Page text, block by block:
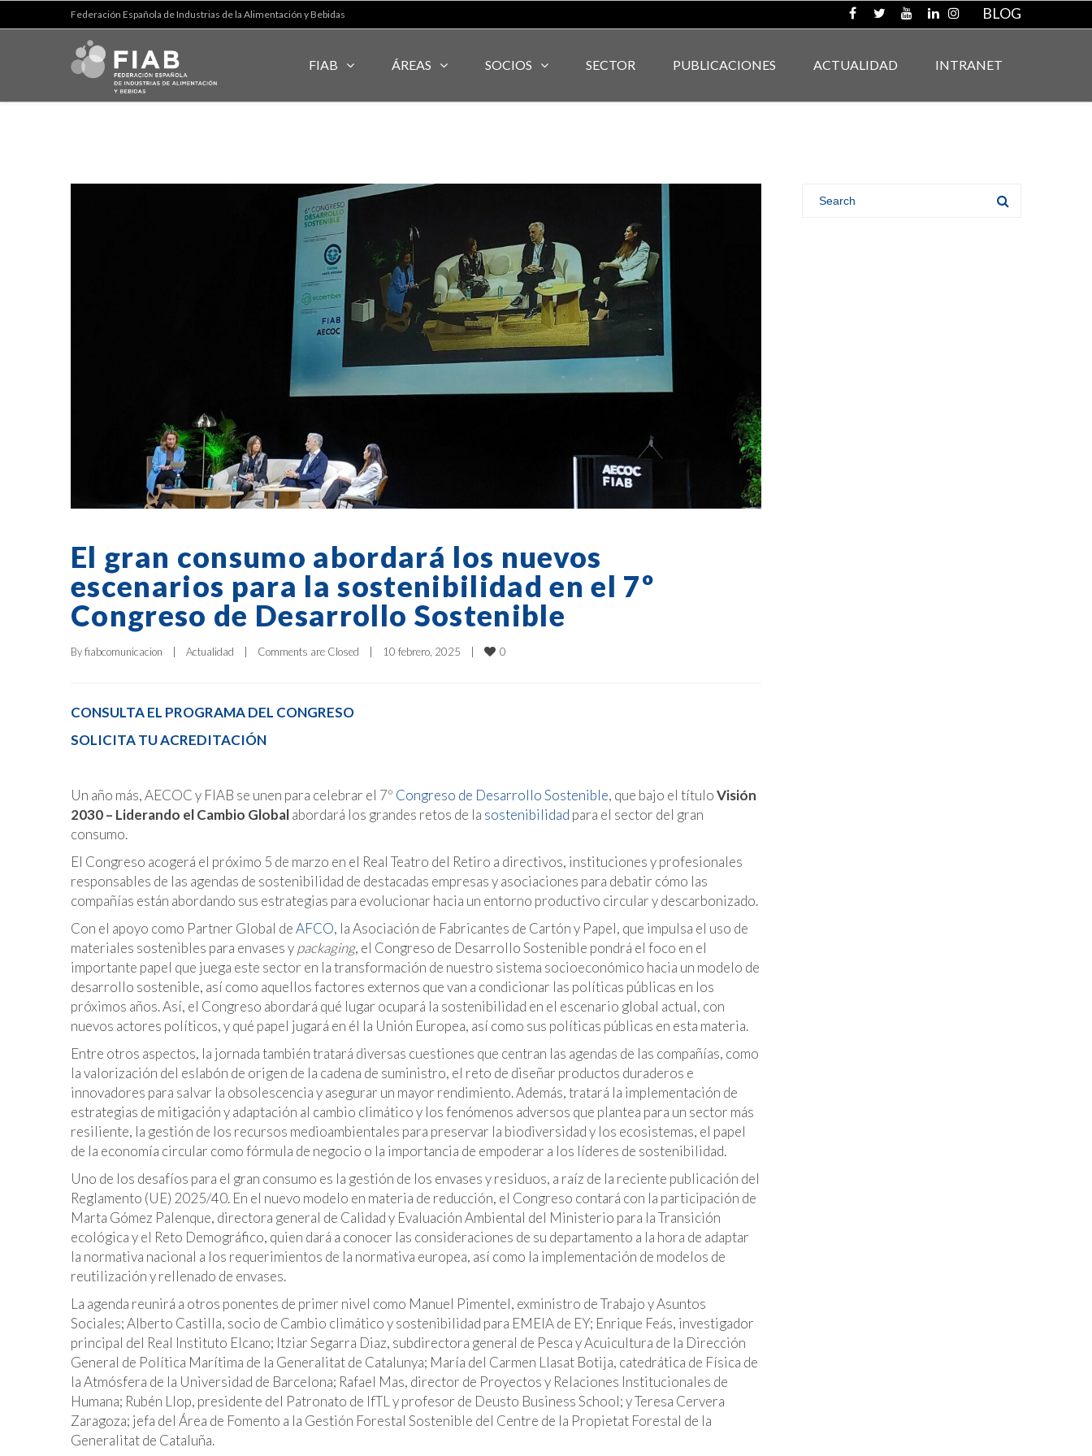
Federación Española de Industrias de la Alimentación y Bebidas BLOG
FIAB ÁREAS SOCIOS SECTOR PUBLICACIONES ACTUALIDAD INTRANET
El gran consumo abordará los nuevos
escenarios para la sostenibilidad en el 7º
Congreso de Desarrollo Sostenible
By fiabcomunicacion Actualidad Comments are Closed 10 febrero, 2025 0
CONSULTA EL PROGRAMA DEL CONGRESO
SOLICITA TU ACREDITACIÓN
Un año más, AECOC y FIAB se unen para celebrar el 7º Congreso de Desarrollo Sostenible, que bajo el títuloVisión
2030 – Liderando el Cambio Globalabordará los grandes retos de la sostenibilidad para el sector del gran
consumo.
El Congreso acogerá el próximo 5 de marzo en el Real Teatro del Retiro a directivos, instituciones y profesionales
responsables de las agendas de sostenibilidad de destacadas empresas y asociaciones para debatir cómo las
compañías están abordando sus estrategias para evolucionar hacia un entorno productivo circular y descarbonizado.
Con el apoyo como Partner Global deAFCO, la Asociación de Fabricantes de Cartón y Papel, que impulsa el uso de
materiales sostenibles para envases ypackaging, el Congreso de Desarrollo Sostenible pondrá el foco en el
importante papel que juega este sector en la transformación de nuestro sistema socioeconómico hacia un modelo de
desarrollo sostenible, así como aquellos factores externos que van a condicionar las políticas públicas en los
próximos años. Así, el Congreso abordará qué lugar ocupará la sostenibilidad en el escenario global actual, con
nuevos actores políticos, y qué papel jugará en él la Unión Europea, así como sus políticas públicas en esta materia.
Entre otros aspectos, la jornada también tratará diversas cuestiones que centran las agendas de las compañías, como
la valorización del eslabón de origen de la cadena de suministro, el reto de diseñar productos duraderos e
innovadores para salvar la obsolescencia y asegurar un mayor rendimiento. Además, tratará la implementación de
estrategias de mitigación y adaptación al cambio climático y los fenómenos adversos que plantea para un sector más
resiliente, la gestión de los recursos medioambientales para preservar la biodiversidad y los ecosistemas, el papel
de la economía circular como fórmula de negocio o la importancia de empoderar a los líderes de sostenibilidad.
Uno de los desafíos para el gran consumo es la gestión de los envases y residuos, a raíz de la reciente publicación del
Reglamento (UE) 2025/40. En el nuevo modelo en materia de reducción, el Congreso contará con la participación de
Marta Gómez Palenque, directora general de Calidad y Evaluación Ambiental del Ministerio para la Transición
ecológica y el Reto Demográfico, quien dará a conocer las consideraciones de su departamento a la hora de adaptar
la normativa nacional a los requerimientos de la normativa europea, así como la implementación de modelos de
reutilización y rellenado de envases.
La agenda reunirá a otros ponentes de primer nivel como Manuel Pimentel, exministro de Trabajo y Asuntos
Sociales; Alberto Castilla, socio de Cambio climático y sostenibilidad para EMEIA de EY; Enrique Feás, investigador
principal del Real Instituto Elcano; Itziar Segarra Diaz, subdirectora general de Pesca y Acuicultura de la Dirección
General de Política Marítima de la Generalitat de Catalunya; María del Carmen Llasat Botija, catedrática de Física de
la Atmósfera de la Universidad de Barcelona; Rafael Mas, director de Proyectos y Relaciones Institucionales de
Humana; Rubén Llop, presidente del Patronato de IfTL y profesor de Deusto Business School; y Teresa Cervera
Zaragoza; jefa del Área de Fomento a la Gestión Forestal Sostenible del Centre de la Propietat Forestal de la
Generalitat de Cataluña.